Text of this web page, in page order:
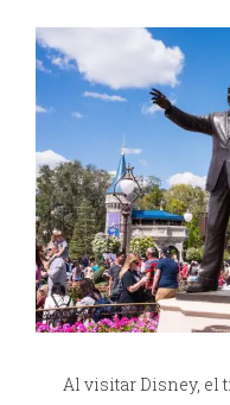
Al visitar Disney, el